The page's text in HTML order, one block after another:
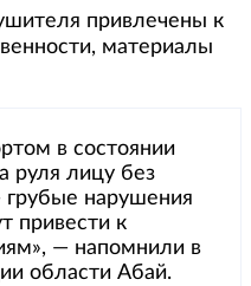
привлечены к
материалы
в состоянии
руля лицу без
грубые нарушения
привести к
— напомнили в
области Абай.